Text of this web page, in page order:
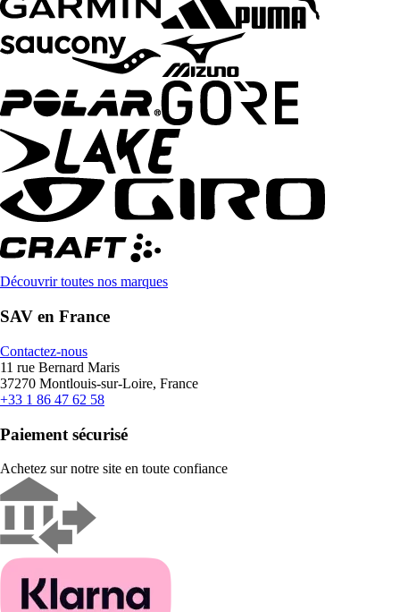
Découvrir toutes nos marques
SAV en France
Contactez-nous
11 rue Bernard Maris
37270 Montlouis-sur-Loire, France
+33 1 86 47 62 58
Paiement sécurisé
Achetez sur notre site en toute confiance